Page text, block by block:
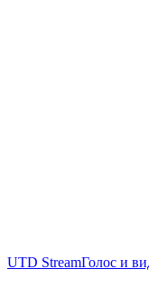
UTD StreamГолос и